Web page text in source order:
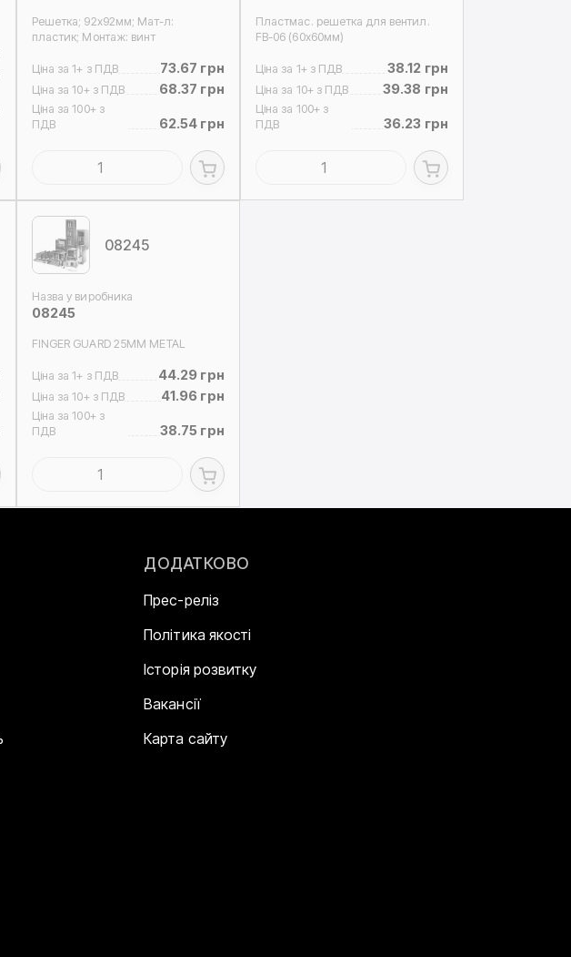
Решетка; 92x92мм; Мат-л:
пластик; Монтаж: винт
Ціна за 1+ з ПДВ 73.67 грн
Ціна за 10+ з ПДВ 68.37 грн
Ціна за 100+ з
ПДВ
62.54 грн
Пластмас. решетка для вентил.
FB-06 (60x60мм)
Ціна за 1+ з ПДВ 38.12 грн
Ціна за 10+ з ПДВ 39.38 грн
Ціна за 100+ з
ПДВ
36.23 грн
08245
Назва у виробника
08245
FINGER GUARD 25MM METAL
Ціна за 1+ з ПДВ 44.29 грн
Ціна за 10+ з ПДВ 41.96 грн
Ціна за 100+ з
ПДВ
38.75 грн
ДОДАТКОВО
Прес-реліз
Політика якості
Історія розвитку
Вакансії
Карта сайту